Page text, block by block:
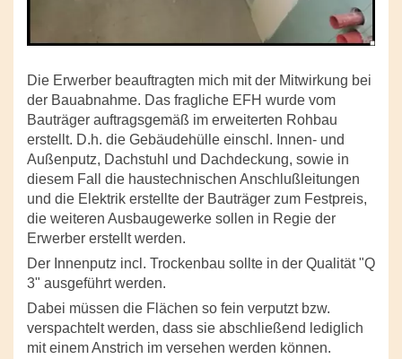
Die Erwerber beauftragten mich mit der Mitwirkung bei
der Bauabnahme. Das fragliche EFH wurde vom
Bauträger auftragsgemäß im erweiterten Rohbau
erstellt. D.h. die Gebäudehülle einschl. Innen- und
Außenputz, Dachstuhl und Dachdeckung, sowie in
diesem Fall die haustechnischen Anschlußleitungen
und die Elektrik erstellte der Bauträger zum Festpreis,
die weiteren Ausbaugewerke sollen in Regie der
Erwerber erstellt werden.
Der Innenputz incl. Trockenbau sollte in der Qualität "Q
3" ausgeführt werden.
Dabei müssen die Flächen so fein verputzt bzw.
verspachtelt werden, dass sie abschließend lediglich
mit einem Anstrich im versehen werden können.